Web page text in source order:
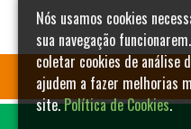
Nós usamos cookies
sua navegação
coletar cookies de análise
ajudem a fazer melhorias
site.Política de Cookies.